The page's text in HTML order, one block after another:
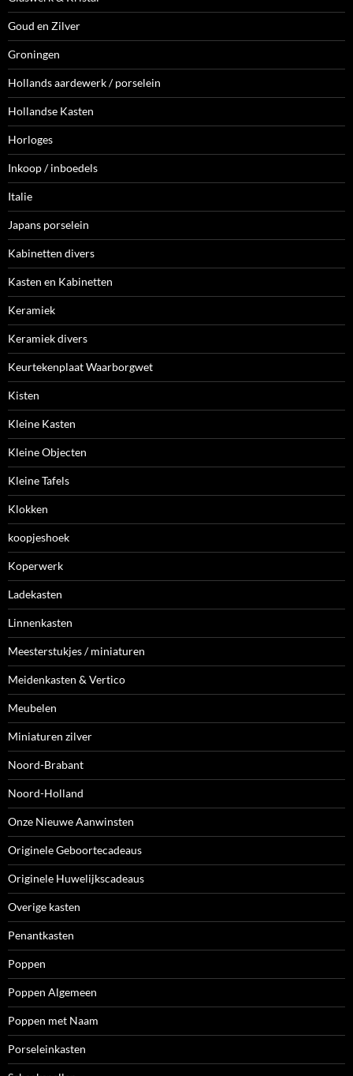
Goud en Zilver
Groningen
Hollands aardewerk / porselein
Hollandse Kasten
Horloges
Inkoop / inboedels
Italie
Japans porselein
Kabinetten divers
Kasten en Kabinetten
Keramiek
Keramiek divers
Keurtekenplaat Waarborgwet
Kisten
Kleine Kasten
Kleine Objecten
Kleine Tafels
Klokken
koopjeshoek
Koperwerk
Ladekasten
Linnenkasten
Meesterstukjes / miniaturen
Meidenkasten & Vertico
Meubelen
Miniaturen zilver
Noord-Brabant
Noord-Holland
Onze Nieuwe Aanwinsten
Originele Geboortecadeaus
Originele Huwelijkscadeaus
Overige kasten
Penantkasten
Poppen
Poppen Algemeen
Poppen met Naam
Porseleinkasten